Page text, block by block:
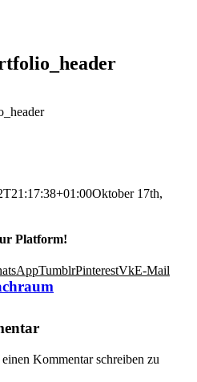
Oktober 17th,
Platform!
TumblrPinterestVkE-Mail
Kommentar schreiben zu